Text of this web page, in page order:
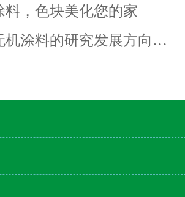
料，色块美化您的家
机涂料的研究发展方向…